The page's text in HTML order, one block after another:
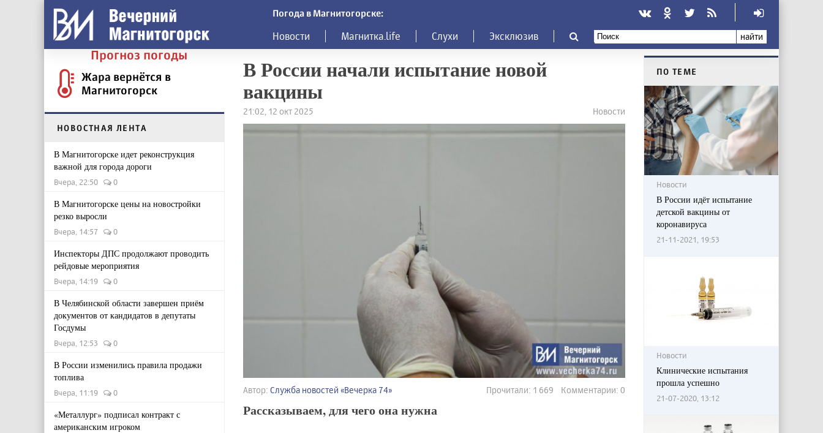
Погода в Магнитогорске:
Новости Магнитка.life Слухи Эксклюзив найти
Прогноз погоды
Жара вернётся в
Магнитогорск
НОВОСТНАЯ ЛЕНТА
В Магнитогорске идет реконструкция
важной для города дороги
Вчера, 22:50 0
В Магнитогорске цены на новостройки
резко выросли
Вчера, 14:57 0
Инспекторы ДПС продолжают проводить
рейдовые мероприятия
Вчера, 14:19 0
В Челябинской области завершен приём
документов от кандидатов в депутаты
Госдумы
Вчера, 12:53 0
В России изменились правила продажи
топлива
Вчера, 11:19 0
«Металлург» подписал контракт с
американским игроком
В России начали испытание новой
вакцины
21:02, 12 окт 2025 Новости
Автор: Служба новостей «Вечерка 74» Прочитали: 1 669 Комментарии: 0
Рассказываем, для чего она нужна
ПО ТЕМЕ
Новости
В России идёт испытание
детской вакцины от
коронавируса
21-11-2021, 19:53
Новости
Клинические испытания
прошла успешно
21-07-2020, 13:12